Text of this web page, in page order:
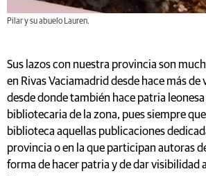
Pilar y su abuelo Lauren.
Sus lazos con nuestra provincia son
en Rivas Vaciamadrid desde hace más de
desde donde también hace patria
bibliotecaria de la zona, pues siempre
biblioteca aquellas publicaciones
provincia o en la que participan autoras
forma de hacer patria y de dar visibilidad